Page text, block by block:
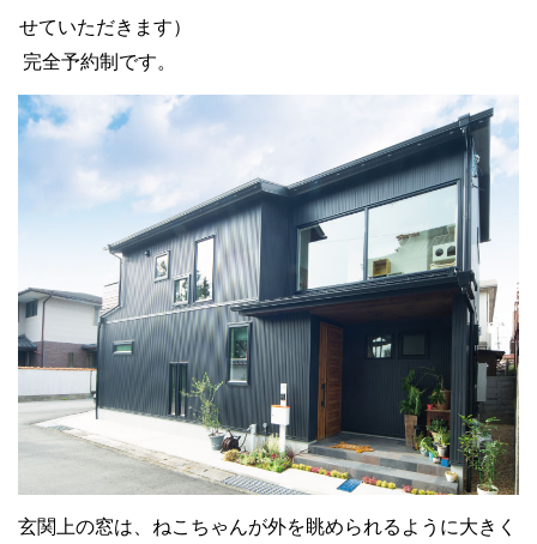
せていただきます）
完全予約制です。
玄関上の窓は、ねこちゃんが外を眺められるように大きく